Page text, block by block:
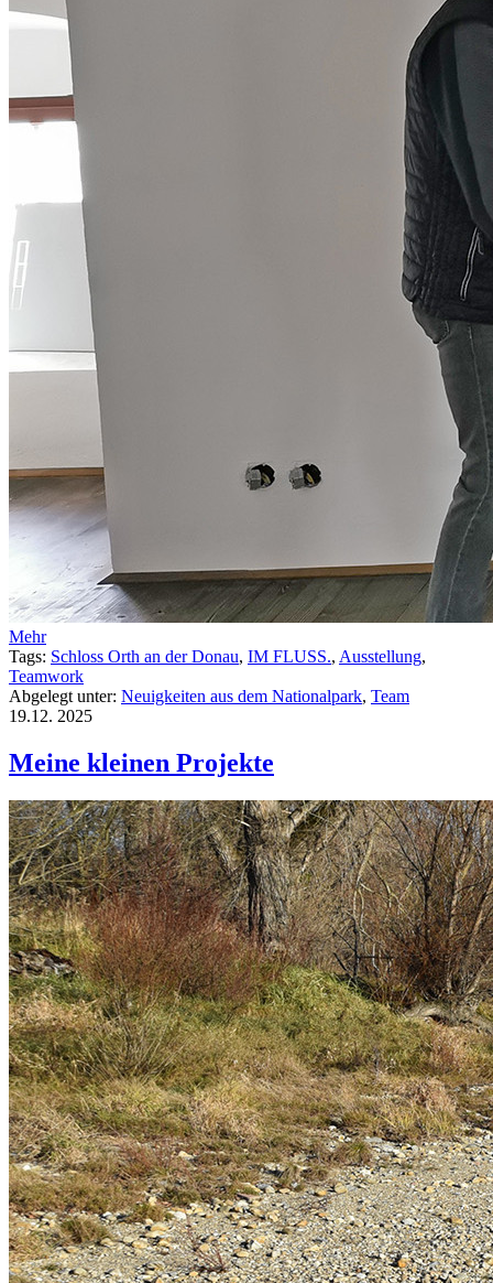
Mehr
Tags: Schloss Orth an der Donau, IM FLUSS., Ausstellung,
Teamwork
Abgelegt unter: Neuigkeiten aus dem Nationalpark, Team
19.12. 2025
Meine kleinen Projekte